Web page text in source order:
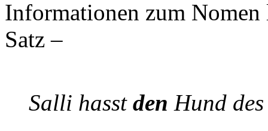
Informationen zum Nomen
Satz –
Salli hasst den Hund